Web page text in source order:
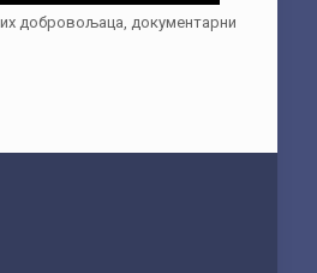
добровољаца, документарни